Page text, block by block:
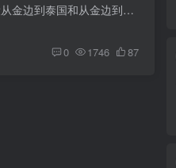
金边：柬埔寨首相洪森向东盟旅游部长们表示，柬埔寨正在考虑建设从金边到泰国和从金边到越南的高速铁路。洪森与1月19日上午在东盟秘书长林作辉先生率领的东盟旅游部长工作会议上表示，到目前为...
0 1746 87